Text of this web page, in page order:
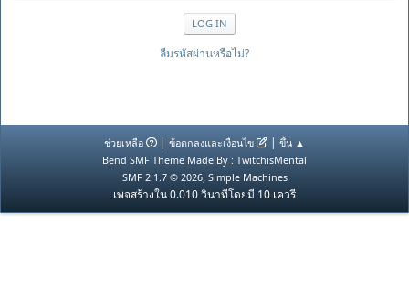
ลืมรหัสผ่านหรือไม่?
ช่วยเหลือ | ข้อตกลงและเงื่อนไข | ขึ้น ▲
Bend SMF Theme Made By : TwitchisMental
SMF 2.1.7 © 2026, Simple Machines
เพจสร้างใน 0.010 วินาทีโดยมี 10 เควรี